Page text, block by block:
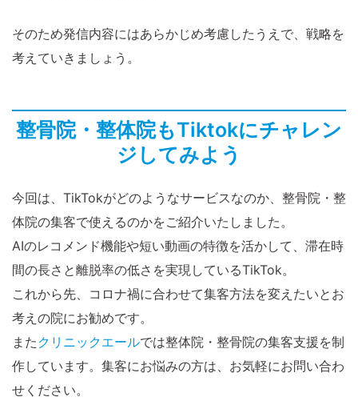
そのため発信内容にはあらかじめ考慮したうえで、戦略を
考えていきましょう。
整骨院・整体院もTiktokにチャレン
ジしてみよう
今回は、TikTokがどのようなサービスなのか、整骨院・整
体院の集客で使えるのかをご紹介いたしました。
AIのレコメンド機能や短い動画の特徴を活かして、滞在時
間の長さと離脱率の低さを実現しているTikTok。
これから先、コロナ禍に合わせて集客方法を変えたいとお
考えの院にお勧めです。
また クリニックエールでは整体院・整骨院の集客支援を制
作しています。集客にお悩みの方は、お気軽にお問い合わ
せください。